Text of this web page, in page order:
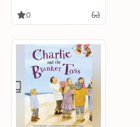
on the Last Frontier
0